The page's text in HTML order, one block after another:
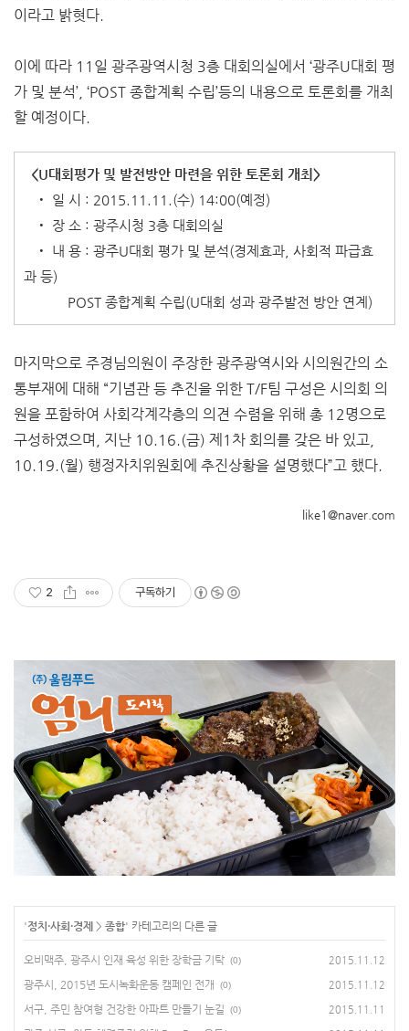
이라고 밝혓다.
이에 따라 11일 광주광역시청 3층 대회의실에서 ‘광주U대회 평
가 및 분석’, ‘POST 종합계획 수립’등의 내용으로 토론회를 개최
할 예정이다.
<U대회평가 및 발전방안 마련을 위한 토론회 개최>
‧ 일 시 : 2015.11.11.(수) 14:00(예정)
‧ 장 소 : 광주시청 3층 대회의실
‧ 내 용 : 광주U대회 평가 및 분석(경제효과, 사회적 파급효
과 등)
POST 종합계획 수립(U대회 성과 광주발전 방안 연계)
마지막으로 주경님의원이 주장한 광주광역시와 시의원간의 소
통부재에 대해 “기념관 등 추진을 위한 T/F팀 구성은 시의회 의
원을 포함하여 사회각계각층의 의견 수렴을 위해 총 12명으로
구성하였으며, 지난 10.16.(금) 제1차 회의를 갖은 바 있고,
10.19.(월) 행정자치위원회에 추진상황을 설명했다”고 했다.
like1@naver.com
2 구독하기
'정치·사회·경제 > 종합' 카테고리의 다른 글
오비맥주, 광주시 인재 육성 위한 장학금 기탁 (0) 2015.11.12
광주시, 2015년 도시녹화운동 캠페인 전개 (0) 2015.11.12
서구, 주민 참여형 건강한 아파트 만들기 눈길 (0) 2015.11.11